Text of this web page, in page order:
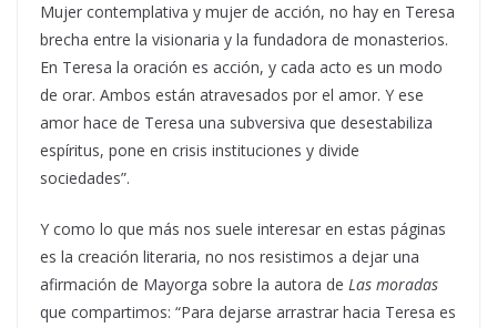
Mujer contemplativa y mujer de acción, no hay en Teresa
brecha entre la visionaria y la fundadora de monasterios.
En Teresa la oración es acción, y cada acto es un modo
de orar. Ambos están atravesados por el amor. Y ese
amor hace de Teresa una subversiva que desestabiliza
espíritus, pone en crisis instituciones y divide
sociedades”.
Y como lo que más nos suele interesar en estas páginas
es la creación literaria, no nos resistimos a dejar una
afirmación de Mayorga sobre la autora de Las moradas
que compartimos: “Para dejarse arrastrar hacia Teresa es